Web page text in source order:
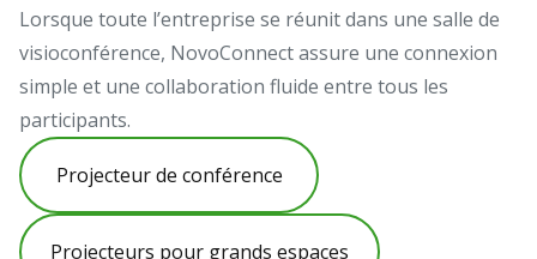
Lorsque toute l’entreprise se réunit dans une salle de
visioconférence, NovoConnect assure une connexion
simple et une collaboration fluide entre tous les
participants.
Projecteur de conférence
Projecteurs pour grands espaces